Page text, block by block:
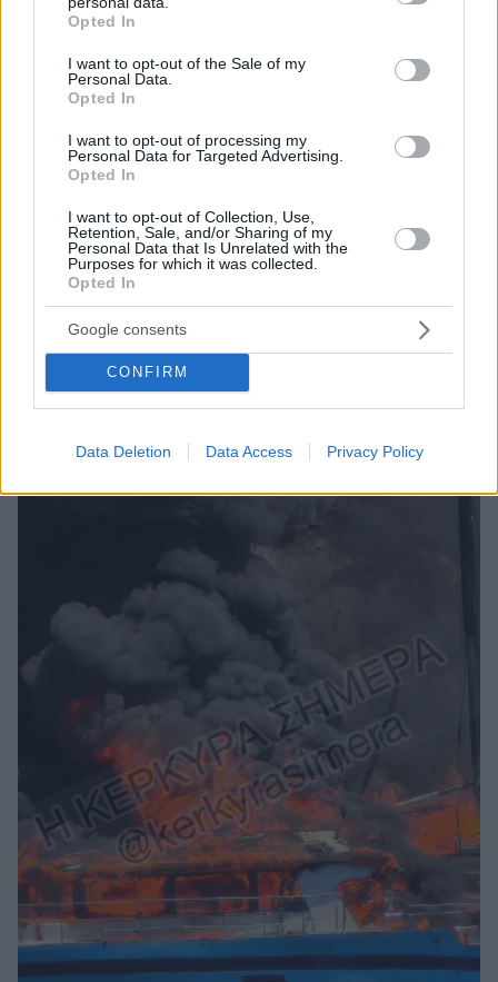
grant or deny consent to Google and its third-party tags to
use your data for below specified purposes in below Google
consent section.
Opted In
I want to opt-out of the Sale of my
Personal Data.
Opted In
I want to opt-out of processing my
Personal Data for Targeted Advertising.
Opted In
I want to opt-out of Collection, Use,
Retention, Sale, and/or Sharing of my
Personal Data that Is Unrelated with the
Purposes for which it was collected.
Opted In
Google consents
CONFIRM
Data Deletion Data Access Privacy Policy